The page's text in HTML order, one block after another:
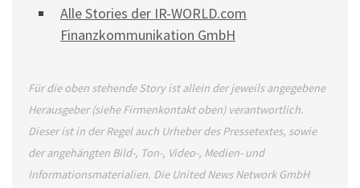
Alle Stories der IR-WORLD.com
Finanzkommunikation GmbH
Für die oben stehende Story ist allein der jeweils angegebene
Herausgeber (siehe Firmenkontakt oben) verantwortlich.
Dieser ist in der Regel auch Urheber des Pressetextes, sowie
der angehängten Bild-, Ton-, Video-, Medien- und
Informationsmaterialien. Die United News Network GmbH